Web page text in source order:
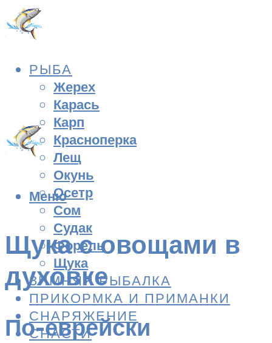
РЫБА
Жерех
Карась
Карп
Красноперка
Лещ
Окунь
Осетр
Сом
Судак
Форель
Щука
ЗИМНЯЯ РЫБАЛКА
ПРИКОРМКА И ПРИМАНКИ
СНАРЯЖЕНИЕ
СНАСТИ
Меню
Щука с овощами в
духовке
По-еврейски